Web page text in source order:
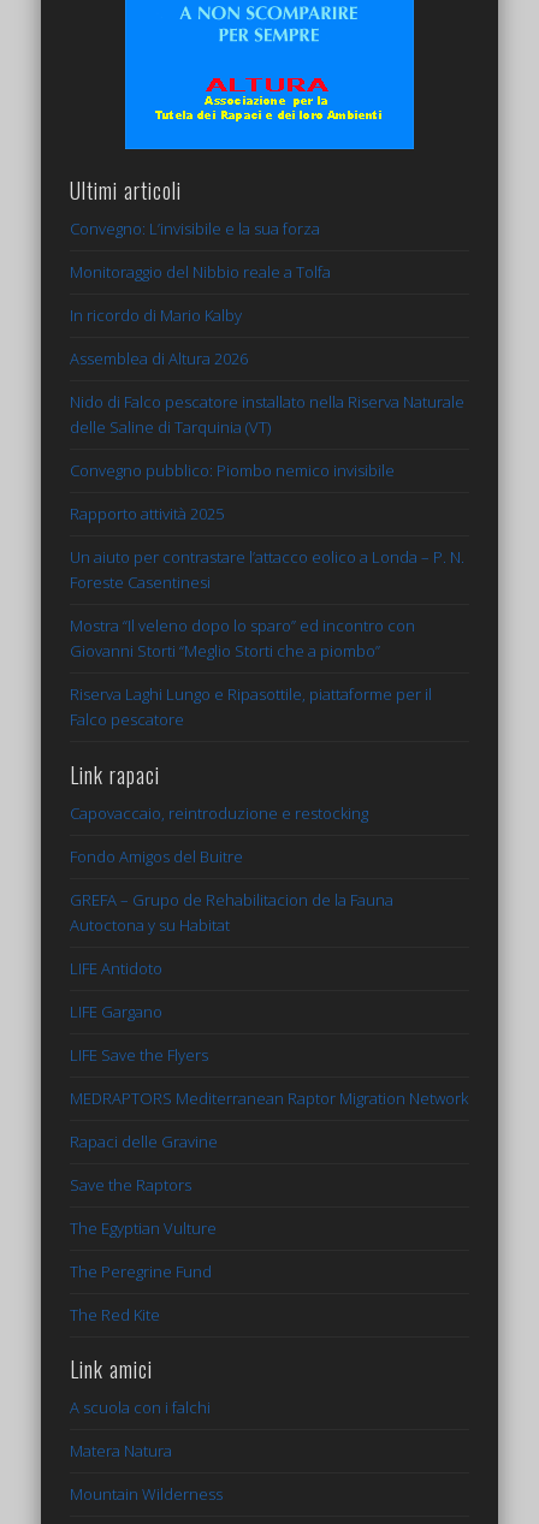
Ultimi articoli
Convegno: L’invisibile e la sua forza
Monitoraggio del Nibbio reale a Tolfa
In ricordo di Mario Kalby
Assemblea di Altura 2026
Nido di Falco pescatore installato nella Riserva Naturale
delle Saline di Tarquinia (VT)
Convegno pubblico: Piombo nemico invisibile
Rapporto attività 2025
Un aiuto per contrastare l’attacco eolico a Londa – P. N.
Foreste Casentinesi
Mostra “Il veleno dopo lo sparo” ed incontro con
Giovanni Storti “Meglio Storti che a piombo”
Riserva Laghi Lungo e Ripasottile, piattaforme per il
Falco pescatore
Link rapaci
Capovaccaio, reintroduzione e restocking
Fondo Amigos del Buitre
GREFA – Grupo de Rehabilitacion de la Fauna
Autoctona y su Habitat
LIFE Antidoto
LIFE Gargano
LIFE Save the Flyers
MEDRAPTORS Mediterranean Raptor Migration Network
Rapaci delle Gravine
Save the Raptors
The Egyptian Vulture
The Peregrine Fund
The Red Kite
Link amici
A scuola con i falchi
Matera Natura
Mountain Wilderness